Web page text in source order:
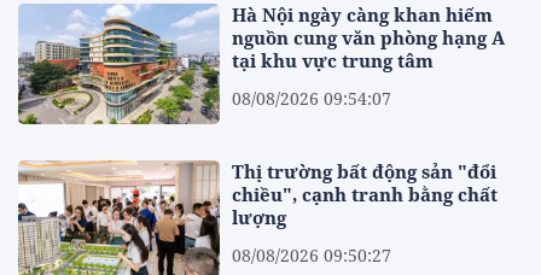
Hà Nội ngày càng khan hiếm
nguồn cung văn phòng hạng A
tại khu vực trung tâm
08/08/2026 09:54:07
Thị trường bất động sản "đổi
chiều", cạnh tranh bằng chất
lượng
08/08/2026 09:50:27